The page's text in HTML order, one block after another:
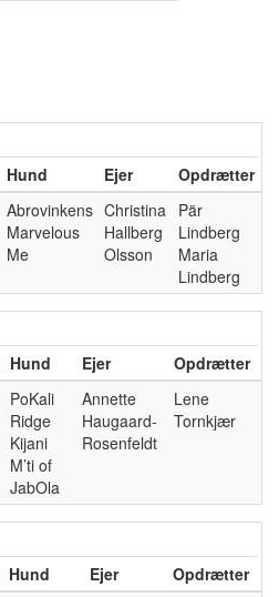
Hund Ejer
Opdrætter
Abrovinkens
Marvelous
Me
Christina
Hallberg
Olsson
Pär
Lindberg
Maria
Lindberg
Hund Ejer
Opdrætter
PoKali
Ridge
Kijani
M’ti of
JabOla
Annette
Haugaard-
Rosenfeldt
Lene
Tornkjær
Hund Ejer
Opdrætter